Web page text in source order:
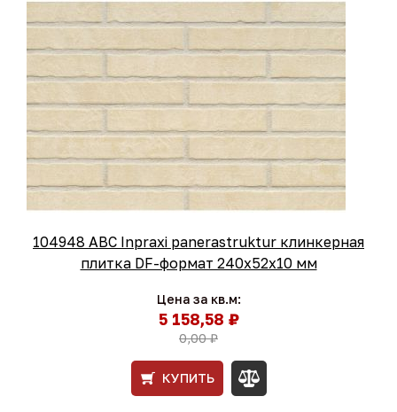
104948 ABC Inpraxi panerastruktur клинкерная
плитка DF-формат 240x52x10 мм
Цена за кв.м:
5 158,58 ₽
0,00 ₽
КУПИТЬ